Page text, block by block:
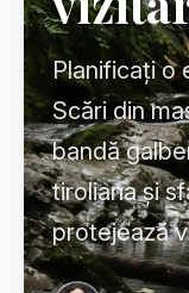
Planificați o
Scări din
bandă
tiroliana și
protejează